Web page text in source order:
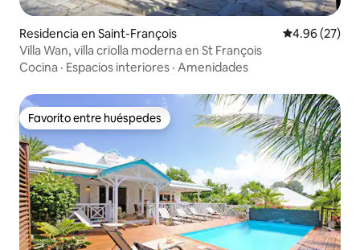
Residencia en Saint-François Calificación
4.96 (27)
Villa Wan, villa criolla moderna en St François
Cocina · Espacios interiores · Amenidades
Favorito entre huéspedes
Favorito entre huéspedes